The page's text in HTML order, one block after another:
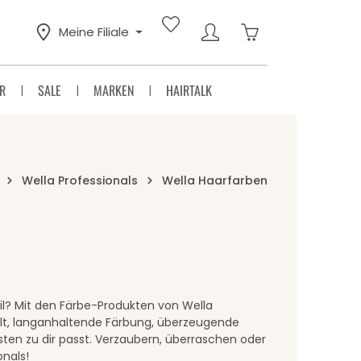
Meine Filiale Warenkorb
SALE MARKEN HAIRTALK
Wella Professionals Wella Haarfarben
Mit den Färbe-Produkten von Wella
langanhaltende Färbung, überzeugende
zu dir passt. Verzaubern, überraschen oder